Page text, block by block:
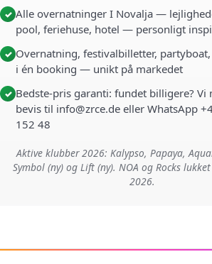
✓ Alle overnatninger I Novalja —
pool, feriehuse, hotel — personligt
✓ Overnatning, festivalbilletter,
i én booking — unikt på markedet
✓ Bedste-pris garanti: fundet billigere?
bevis til info@zrce.de eller WhatsApp
152 48
Aktive klubber 2026: Kalypso, Papaya,
Symbol (ny) og Lift (ny). NOA og Rocks
2026.